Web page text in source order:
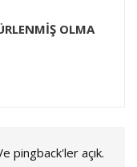
OLMA
pingback'ler açık.